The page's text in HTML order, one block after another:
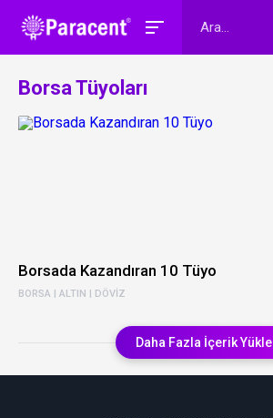
Borsa Tüyoları
BORSA | ALTIN | DÖVIZ
Borsada Kazandıran 10 Tüyo
Daha Fazla İçerik Yükle